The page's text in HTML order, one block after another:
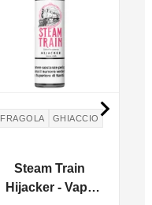
FRAGOLA GHIACCIO
Steam Train
Hijacker - Vape
